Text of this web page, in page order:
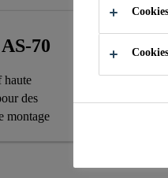
70
haute
des
montage